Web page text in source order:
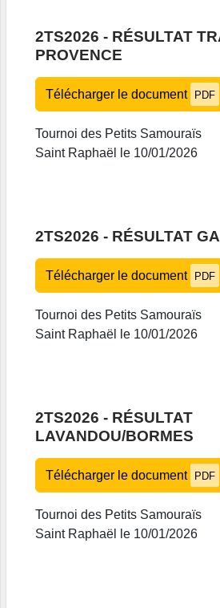
2TS2026 - RÉSULTAT
PROVENCE
Télécharger le document PDF
Tournoi des Petits Samouraïs
Saint Raphaël le 10/01/2026
2TS2026 - RÉSULTAT
Télécharger le document PDF
Tournoi des Petits Samouraïs
Saint Raphaël le 10/01/2026
2TS2026 - RÉSULTAT
LAVANDOU/BORMES
Télécharger le document PDF
Tournoi des Petits Samouraïs
Saint Raphaël le 10/01/2026